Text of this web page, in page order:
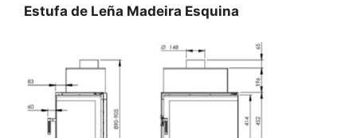
Estufa de Leña Madeira Esquina